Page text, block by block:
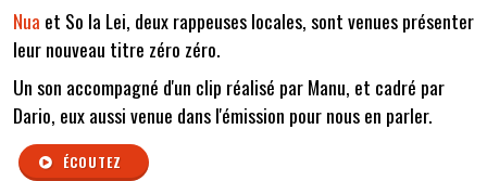
Nua et So la Lei, deux rappeuses locales, sont venues présenter
leur nouveau titre zéro zéro.
Un son accompagné d'un clip réalisé par Manu, et cadré par
Dario, eux aussi venue dans l'émission pour nous en parler.
ÉCOUTEZ